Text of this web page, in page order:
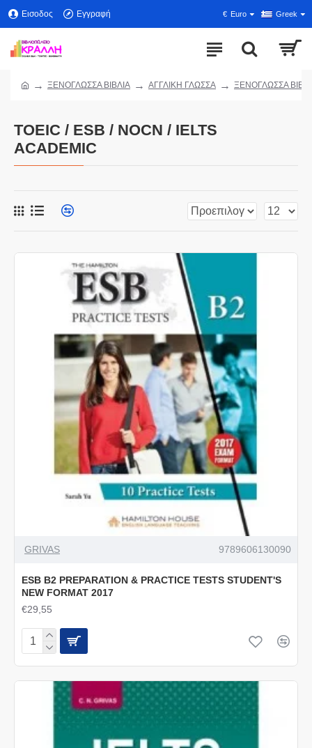
Εισοδος Εγγραφή € Euro Greek
ΞΕΝΟΓΛΩΣΣΑ ΒΙΒΛΙΑ ΑΓΓΛΙΚΗ ΓΛΩΣΣΑ ΞΕΝΟΓΛΩΣΣΑ
TOEIC / ESB / NOCN / IELTS
ACADEMIC
GRIVAS 9789606130090
ESB B2 PREPARATION & PRACTICE TESTS STUDENT'S
NEW FORMAT 2017
€29,55